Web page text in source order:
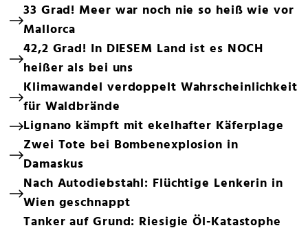
33 Grad! Meer war noch nie so heiß wie vor
Mallorca
42,2 Grad! In DIESEM Land ist es NOCH
heißer als bei uns
Klimawandel verdoppelt Wahrscheinlichkeit
für Waldbrände
Lignano kämpft mit ekelhafter Käferplage
Zwei Tote bei Bombenexplosion in
Damaskus
Nach Autodiebstahl: Flüchtige Lenkerin in
Wien geschnappt
Tanker auf Grund: Riesigie Öl-Katastophe